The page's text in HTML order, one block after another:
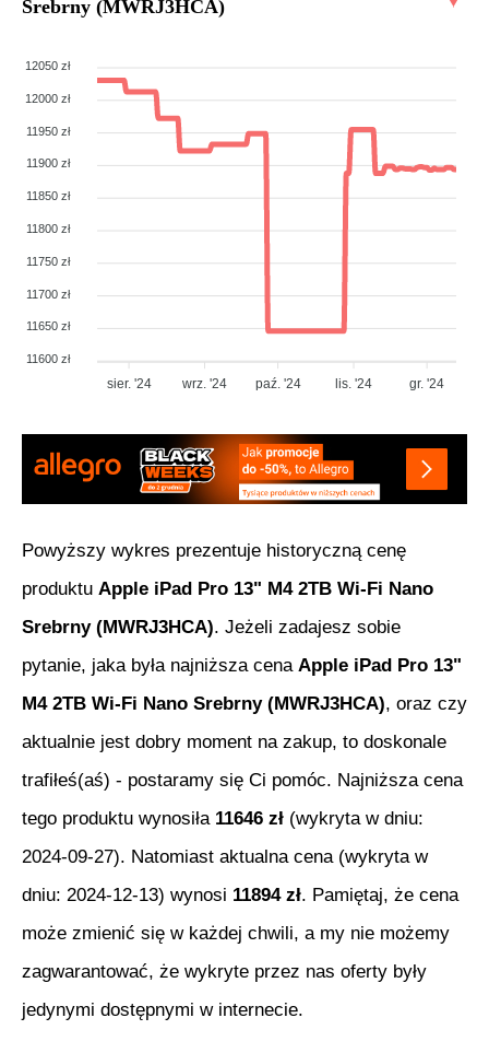
Srebrny (MWRJ3HCA)
12050 zł
12000 zł
11950 zł
11900 zł
11850 zł
11800 zł
11750 zł
11700 zł
11650 zł
11600 zł
sier. '24 wrz. '24 paź. '24 lis. '24 gr. '24
Powyższy wykres prezentuje historyczną cenę
produktu Apple iPad Pro 13" M4 2TB Wi-Fi Nano
Srebrny (MWRJ3HCA). Jeżeli zadajesz sobie
pytanie, jaka była najniższa cena Apple iPad Pro 13"
M4 2TB Wi-Fi Nano Srebrny (MWRJ3HCA), oraz czy
aktualnie jest dobry moment na zakup, to doskonale
trafiłeś(aś) - postaramy się Ci pomóc. Najniższa cena
tego produktu wynosiła 11646 zł (wykryta w dniu:
2024-09-27). Natomiast aktualna cena (wykryta w
dniu: 2024-12-13) wynosi 11894zł. Pamiętaj, że cena
może zmienić się w każdej chwili, a my nie możemy
zagwarantować, że wykryte przez nas oferty były
jedynymi dostępnymi w internecie.